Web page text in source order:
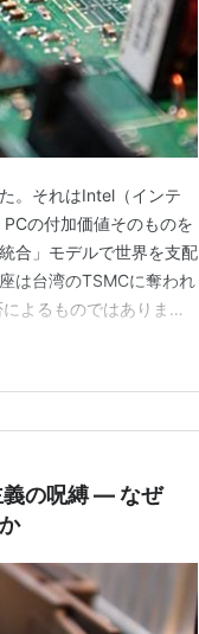
。それはIntel（インテ
の付加価値そのものを
合」モデルで世界を支配
は台湾のTSMCに奪われ
よるものではありませ
前主義という「見えな
義の呪縛 — なぜ